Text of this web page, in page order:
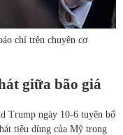
chí trên chuyên cơ
giữa bão giá
Trump ngày 10-6 tuyên bố
tiêu dùng của Mỹ trong